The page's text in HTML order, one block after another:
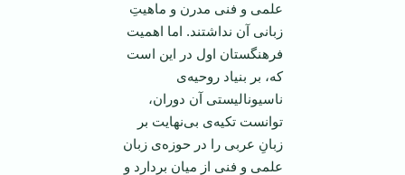
علمی و فنی مدرن و ماهیتِ
زبانی آن نداشتند. اما اهمیت
فرهنگستان اول در این است
كه، بر بنیاد روحیه‌ی
ناسیونالیستی آن دوران،
توانست تكیه‌ی بی‌نهایت بر
زبانِ عربی را در حوزه‌ی زبان
علمی و فنی از میان بردارد و